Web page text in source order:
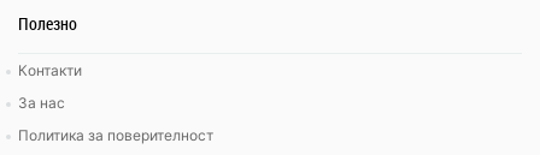
Полезно
Контакти
За нас
Политика за поверителност